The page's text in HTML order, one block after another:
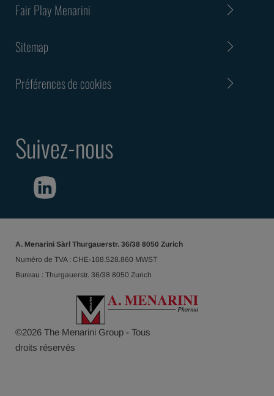
Fair Play Menarini
Sitemap
Préférences de cookies
Suivez-nous
A. Menarini Sàrl Thurgauerstr. 36/38 8050 Zurich
Numéro de TVA : CHE-108.528.860 MWST
Bureau : Thurgauerstr. 36/38 8050 Zurich
©2026 The Menarini Group - Tous
droits réservés